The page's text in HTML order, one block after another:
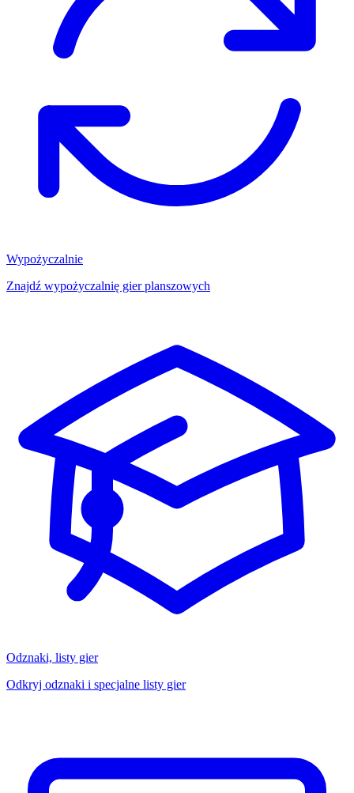
Wypożyczalnie
Znajdź wypożyczalnię gier planszowych
Odznaki, listy gier
Odkryj odznaki i specjalne listy gier